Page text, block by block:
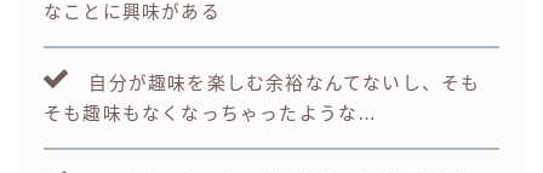
なことに興味がある
自分が趣味を楽しむ余裕なんてないし、そも
そも趣味もなくなっちゃったような…